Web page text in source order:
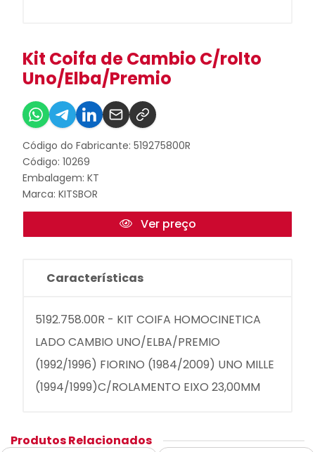
Kit Coifa de Cambio C/rolto
Uno/Elba/Premio
Código do Fabricante: 519275800R
Código: 10269
Embalagem: KT
Marca: KITSBOR
Ver preço
Características
5192.758.00R - KIT COIFA HOMOCINETICA
LADO CAMBIO UNO/ELBA/PREMIO
(1992/1996) FIORINO (1984/2009) UNO MILLE
(1994/1999)C/ROLAMENTO EIXO 23,00MM
Produtos Relacionados